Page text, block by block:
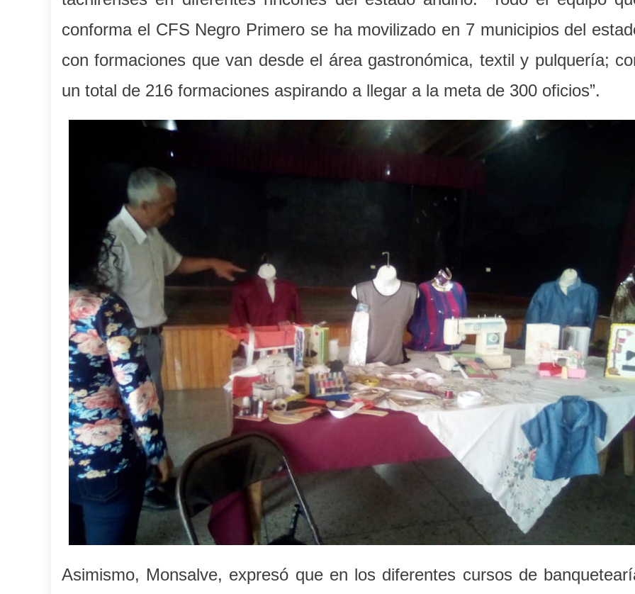
conforma el CFS Negro Primero se ha movilizado en 7 municipios del
con formaciones que van desde el área gastronómica, textil y pulquería;
un total de 216 formaciones aspirando a llegar a la meta de 300 oficios”.
Asimismo, Monsalve, expresó que en los diferentes cursos de